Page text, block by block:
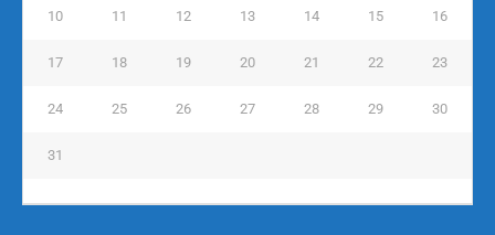
10 11 12 13 14 15 16
17 18 19 20 21 22 23
24 25 26 27 28 29 30
31